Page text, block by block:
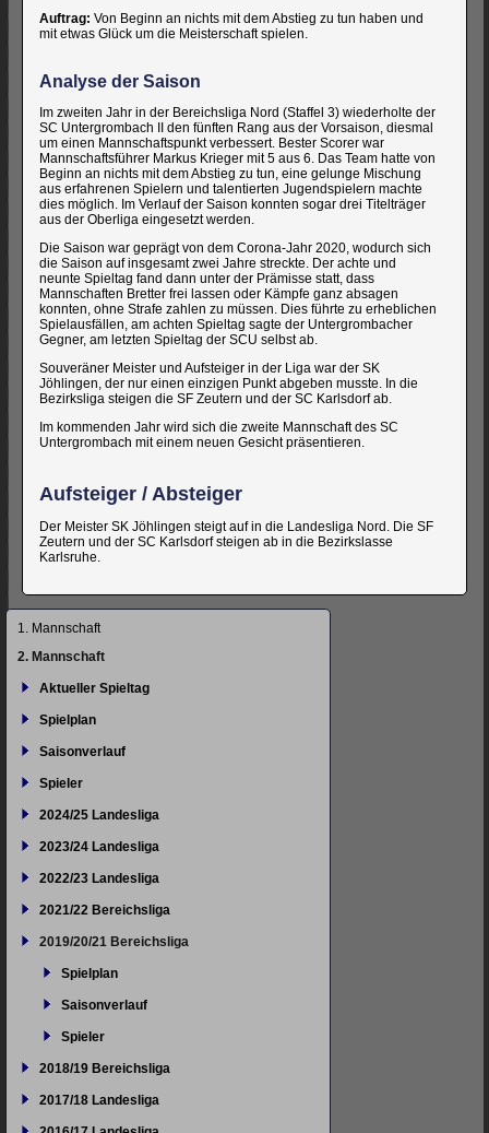
Auftrag: Von Beginn an nichts mit dem Abstieg zu tun haben und
mit etwas Glück um die Meisterschaft spielen.
Analyse der Saison
Im zweiten Jahr in der Bereichsliga Nord (Staffel 3) wiederholte der
SC Untergrombach II den fünften Rang aus der Vorsaison, diesmal
um einen Mannschaftspunkt verbessert. Bester Scorer war
Mannschaftsführer Markus Krieger mit 5 aus 6. Das Team hatte von
Beginn an nichts mit dem Abstieg zu tun, eine gelunge Mischung
aus erfahrenen Spielern und talentierten Jugendspielern machte
dies möglich. Im Verlauf der Saison konnten sogar drei Titelträger
aus der Oberliga eingesetzt werden.
Die Saison war geprägt von dem Corona-Jahr 2020, wodurch sich
die Saison auf insgesamt zwei Jahre streckte. Der achte und
neunte Spieltag fand dann unter der Prämisse statt, dass
Mannschaften Bretter frei lassen oder Kämpfe ganz absagen
konnten, ohne Strafe zahlen zu müssen. Dies führte zu erheblichen
Spielausfällen, am achten Spieltag sagte der Untergrombacher
Gegner, am letzten Spieltag der SCU selbst ab.
Souveräner Meister und Aufsteiger in der Liga war der SK
Jöhlingen, der nur einen einzigen Punkt abgeben musste. In die
Bezirksliga steigen die SF Zeutern und der SC Karlsdorf ab.
Im kommenden Jahr wird sich die zweite Mannschaft des SC
Untergrombach mit einem neuen Gesicht präsentieren.
Aufsteiger / Absteiger
Der Meister SK Jöhlingen steigt auf in die Landesliga Nord. Die SF
Zeutern und der SC Karlsdorf steigen ab in die Bezirkslasse
Karlsruhe.
Navigation
1. Mannschaft
2. Mannschaft
Aktueller Spieltag
Spielplan
Saisonverlauf
Spieler
2024/25 Landesliga
2023/24 Landesliga
2022/23 Landesliga
2021/22 Bereichsliga
2019/20/21 Bereichsliga
Spielplan
Saisonverlauf
Spieler
2018/19 Bereichsliga
2017/18 Landesliga